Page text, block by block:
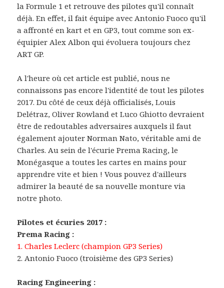
la Formule 1 et retrouve des pilotes qu'il connaît
déjà. En effet, il fait équipe avec Antonio Fuoco qu'il
a affronté en kart et en GP3, tout comme son ex-
équipier Alex Albon qui évoluera toujours chez
ART GP.
A l'heure où cet article est publié, nous ne
connaissons pas encore l'identité de tout les pilotes
2017. Du côté de ceux déjà officialisés, Louis
Delétraz, Oliver Rowland et Luco Ghiotto devraient
être de redoutables adversaires auxquels il faut
également ajouter Norman Nato, véritable ami de
Charles. Au sein de l'écurie Prema Racing, le
Monégasque a toutes les cartes en mains pour
apprendre vite et bien ! Vous pouvez d'ailleurs
admirer la beauté de sa nouvelle monture via
notre photo.
Pilotes et écuries 2017 :
Prema Racing :
1. Charles Leclerc (champion GP3 Series)
2. Antonio Fuoco (troisième des GP3 Series)
Racing Engineering :